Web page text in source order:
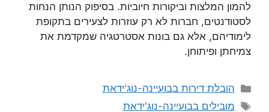
להמון המלצות וביקורות חיוביות. בסיפוק הנותן הנחות
לסטודנטים, חברות לא רק עוזרות לצעירים בתקופת
לימודיהם, אלא גם בונות אסטרטגיה שמקדמת את
צמיחתן ופיתוחן.
קטגוריות
הובלת דירות בבועיינה-נוג'ידאת
תגיות
מובילים בבועיינה-נוג'ידאת